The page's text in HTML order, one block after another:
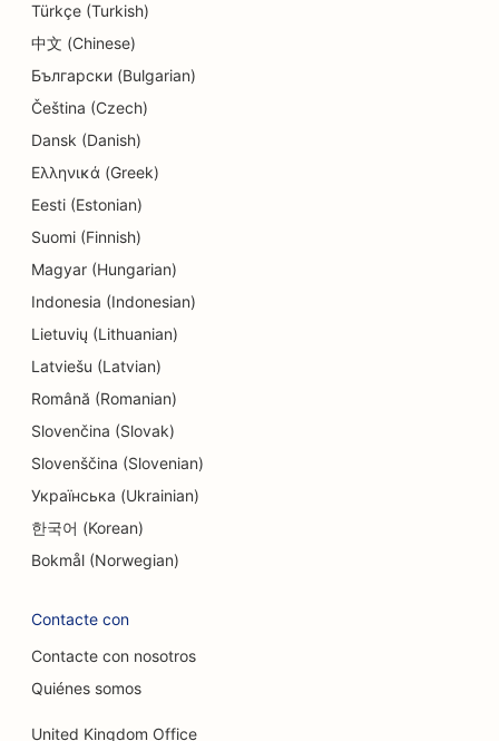
SEO para Servicios de Educación y Atención a la
Infancia
SEO para tiendas de donuts
SEO para tintorerías
SEO para tiendas de electrónica
SEO para empresas de ingeniería
SEO para endodoncistas
SEO para Escape Rooms
OE para restaurantes étnicos
SEO para servicios de lifting facial
SEO para planificadores financieros
SEO para restaurantes de comida rápida
Türkçe (Turkish)
中文 (Chinese)
Български (Bulgarian)
Čeština (Czech)
Dansk (Danish)
Ελληνικά (Greek)
Eesti (Estonian)
Suomi (Finnish)
Magyar (Hungarian)
Indonesia (Indonesian)
Lietuvių (Lithuanian)
Latviešu (Latvian)
Română (Romanian)
Slovenčina (Slovak)
Slovenščina (Slovenian)
Українська (Ukrainian)
한국어 (Korean)
Bokmål (Norwegian)
Contacte con
Contacte con nosotros
Quiénes somos
United Kingdom Office